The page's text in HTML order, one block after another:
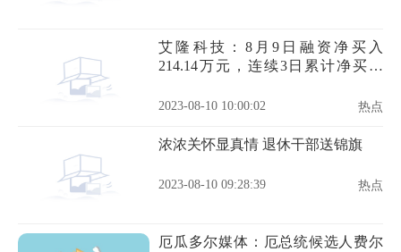
艾隆科技：8月9日融资净买入
214.14万元，连续3日累计净买入
2023-08-10 10:00:02 热点
浓浓关怀显真情 退休干部送锦旗
2023-08-10 09:28:39 热点
厄瓜多尔媒体：厄总统候选人费尔